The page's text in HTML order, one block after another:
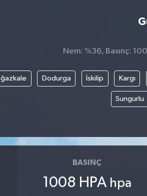
Nem: %36, Basınç:
Dodurga İskilip Kargı
Sungurlu
BASINÇ
1008 HPA hpa